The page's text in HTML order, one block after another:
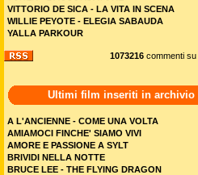
VITTORIO DE SICA - LA VITA IN SCENA
WILLIE PEYOTE - ELEGIA SABAUDA
YALLA PARKOUR
1073216 commenti su
Ultimi film inseriti in archivio
A L'ANCIENNE - COME UNA VOLTA
AMIAMOCI FINCHE' SIAMO VIVI
AMORE E PASSIONE A SYLT
BRIVIDI NELLA NOTTE
BRUCE LEE - THE FLYING DRAGON